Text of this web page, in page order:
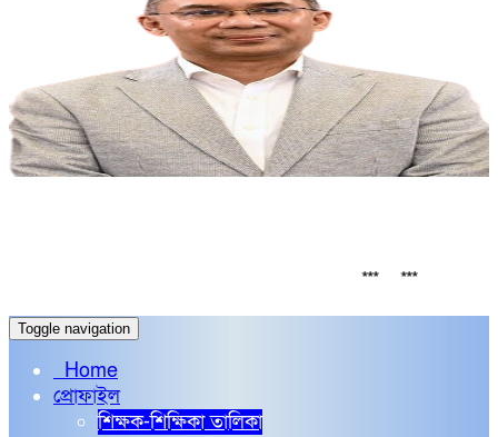
***নির্বাচনি
Toggle navigation
Home
প্রোফাইল
শিক্ষক-শিক্ষিকা তালিকা